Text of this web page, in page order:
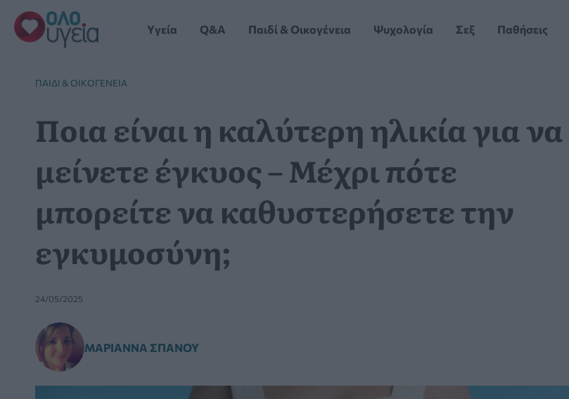
Μετάβαση
στο
περιεχόμενο
Yγεία Q&A Παιδί & Οικογένεια Ψυχολογία Σεξ Παθήσεις
ΠΑΙΔΊ & ΟΙΚΟΓΈΝΕΙΑ
Ποια είναι η καλύτερη ηλικία για να
μείνετε έγκυος – Μέχρι πότε
μπορείτε να καθυστερήσετε την
εγκυμοσύνη;
24/05/2025
ΜΑΡΙΆΝΝΑ ΣΠΑΝΟΎ